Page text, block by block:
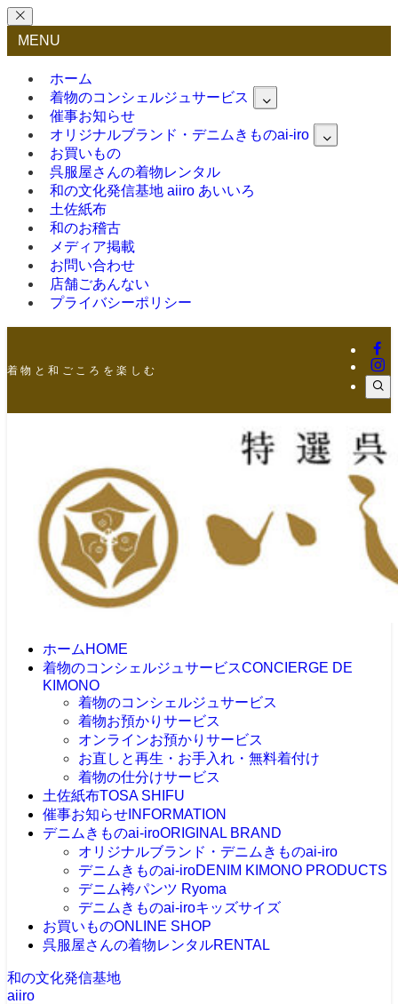
MENU
ホーム
着物のコンシェルジュサービス
催事お知らせ
オリジナルブランド・デニムきものai-iro
お買いもの
呉服屋さんの着物レンタル
和の文化発信基地 aiiro あいいろ
土佐紙布
和のお稽古
メディア掲載
お問い合わせ
店舗ごあんない
プライバシーポリシー
着 物 と 和 ご こ ろ を 楽 し む
ホーム HOME
着物のコンシェルジュサービスCONCIERGE DE
KIMONO
着物のコンシェルジュサービス
着物お預かりサービス
オンラインお預かりサービス
お直しと再生・お手入れ・無料着付け
着物の仕分けサービス
土佐紙布TOSA SHIFU
催事お知らせ INFORMATION
デニムきものai-iroORIGINAL BRAND
オリジナルブランド・デニムきものai-iro
デニムきものai-iroDENIM KIMONO PRODUCTS
デニム袴パンツ Ryoma
デニムきものai-iroキッズサイズ
お買いものONLINE SHOP
呉服屋さんの着物レンタルRENTAL
和の文化発信基地
aiiro